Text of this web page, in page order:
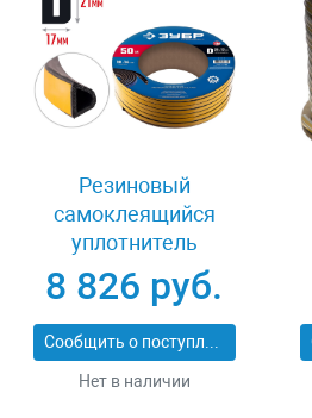
Резиновый
самоклеящийся
уплотнитель
профиль D 21x17 мм
50 м Зубр 40950-21-
50_z01
8 826 руб.
Сообщить о поступлении
Нет в наличии